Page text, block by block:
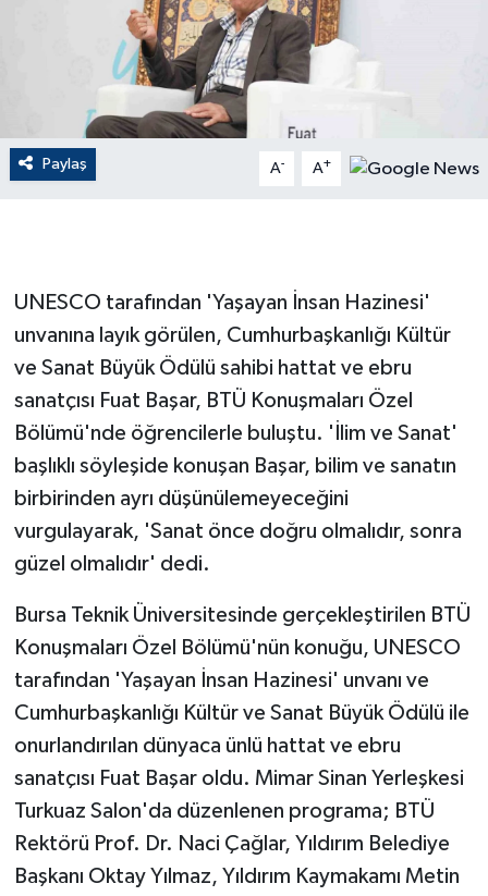
Paylaş A- A+
UNESCO tarafından 'Yaşayan İnsan Hazinesi'
unvanına layık görülen, Cumhurbaşkanlığı Kültür
ve Sanat Büyük Ödülü sahibi hattat ve ebru
sanatçısı Fuat Başar, BTÜ Konuşmaları Özel
Bölümü'nde öğrencilerle buluştu. 'İlim ve Sanat'
başlıklı söyleşide konuşan Başar, bilim ve sanatın
birbirinden ayrı düşünülemeyeceğini
vurgulayarak, 'Sanat önce doğru olmalıdır, sonra
güzel olmalıdır' dedi.
Bursa Teknik Üniversitesinde gerçekleştirilen BTÜ
Konuşmaları Özel Bölümü'nün konuğu, UNESCO
tarafından 'Yaşayan İnsan Hazinesi' unvanı ve
Cumhurbaşkanlığı Kültür ve Sanat Büyük Ödülü ile
onurlandırılan dünyaca ünlü hattat ve ebru
sanatçısı Fuat Başar oldu. Mimar Sinan Yerleşkesi
Turkuaz Salon'da düzenlenen programa; BTÜ
Rektörü Prof. Dr. Naci Çağlar, Yıldırım Belediye
Başkanı Oktay Yılmaz, Yıldırım Kaymakamı Metin
Flaş Haber
GENEL
HABERDE İNSAN
İNSAN
İş Dünyası
Jandarma
Kadın
KÜLTÜR SANAT
MAGAZİN
Otomobil
POLİTİKA
Sağlık
SİYASET